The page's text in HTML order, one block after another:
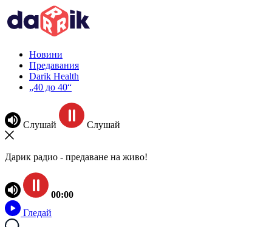
Новини
Предавания
Darik Health
„40 до 40“
Слушай Слушай
Дарик радио - предаване на живо!
00:00
Гледай